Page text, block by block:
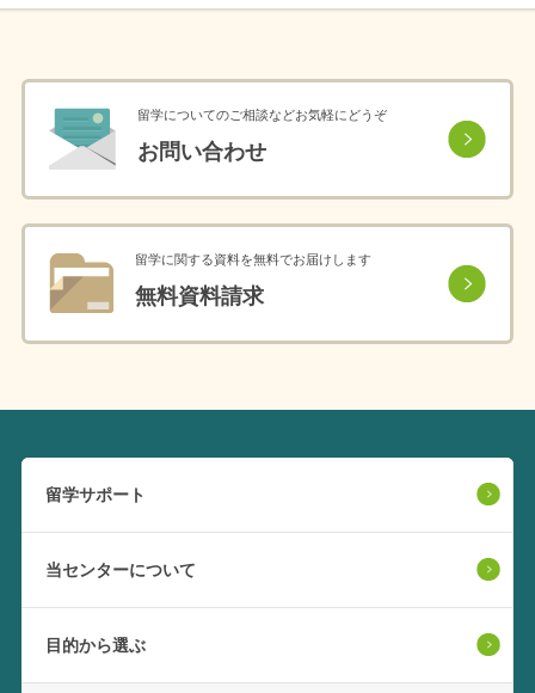
留学についてのご相談などお気軽にどうぞ
お問い合わせ
留学に関する資料を無料でお届けします
無料資料請求
留学サポート
当センターについて
目的から選ぶ